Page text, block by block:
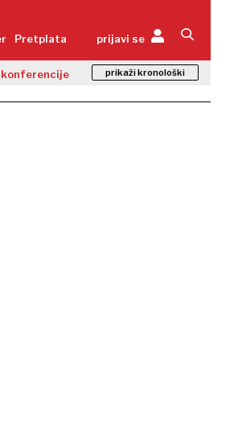
Pretplata prijavi se
konferencije prikaži kronološki